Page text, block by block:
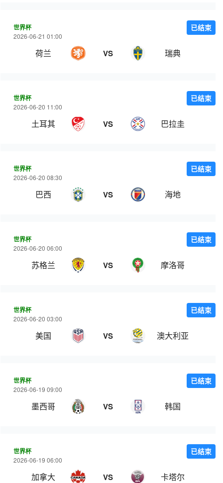
世界杯
2026-06-21 01:00
荷兰 VS 瑞典
已结束
世界杯
2026-06-20 11:00
土耳其 VS 巴拉圭
已结束
世界杯
2026-06-20 08:30
巴西 VS 海地
已结束
世界杯
2026-06-20 06:00
苏格兰 VS 摩洛哥
已结束
世界杯
2026-06-20 03:00
美国 VS 澳大利亚
已结束
世界杯
2026-06-19 09:00
墨西哥 VS 韩国
已结束
世界杯
2026-06-19 06:00
加拿大 VS 卡塔尔
已结束